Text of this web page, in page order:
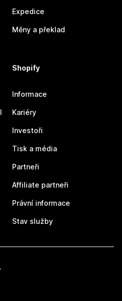
Expedice
Měny a překlad
Shopify
Informace
Kariéry
Investoři
Tisk a média
Partneři
Affiliate partneři
Právní informace
Stav služby